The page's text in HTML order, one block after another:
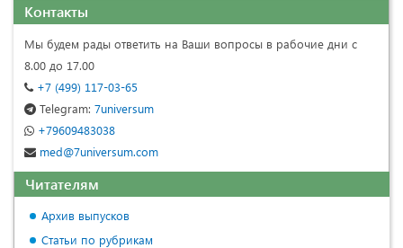
Контакты
Мы будем рады ответить на Ваши вопросы в рабочие дни с
8.00 до 17.00
+7 (499) 117-03-65
Telegram: 7universum
+79609483038
med@7universum.com
Читателям
Архив выпусков
Статьи по рубрикам